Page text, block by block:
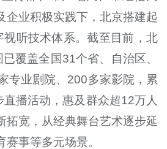
企业积极实践下，北京搭建起
视听技术体系。截至目前，北
覆盖全国31个省、自治区、
专业剧院、200多家影院，累
播活动，惠及群众超12万人
拓宽，从经典舞台艺术逐步延
事等多元场景。